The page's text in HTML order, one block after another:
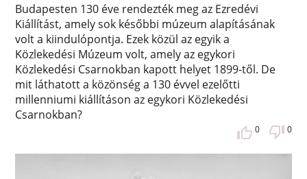
Budapesten 130 éve rendezték meg az Ezredévi
Kiállítást, amely sok későbbi múzeum alapításának
volt a kiindulópontja. Ezek közül az egyik a
Közlekedési Múzeum volt, amely az egykori
Közlekedési Csarnokban kapott helyet 1899-től. De
mit láthatott a közönség a 130 évvel ezelőtti
millenniumi kiállításon az egykori Közlekedési
Csarnokban?
0 0